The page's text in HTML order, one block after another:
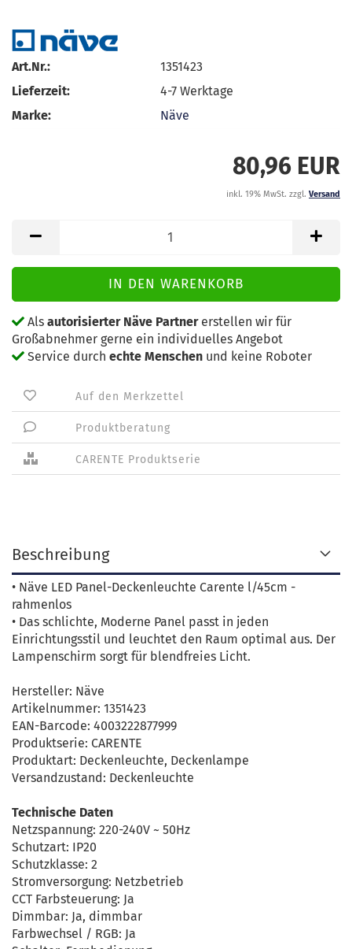
Art.Nr.:
1351423
Lieferzeit:
4-7 Werktage
Marke:
Näve
80,96 EUR
inkl. 19% MwSt. zzgl. Versand
Als autorisierter Näve Partnererstellen wir für
Großabnehmer gerne ein individuelles Angebot
Service durch echte Menschen und keine Roboter
Auf den Merkzettel
Produktberatung
CARENTE Produktserie
Beschreibung
• Näve LED Panel-Deckenleuchte Carente l/45cm -
rahmenlos
• Das schlichte, Moderne Panel passt in jeden
Einrichtungsstil und leuchtet den Raum optimal aus. Der
Lampenschirm sorgt für blendfreies Licht.
Hersteller: Näve
Artikelnummer: 1351423
EAN-Barcode: 4003222877999
Produktserie: CARENTE
Produktart: Deckenleuchte, Deckenlampe
Versandzustand: Deckenleuchte
Technische Daten
Netzspannung: 220-240V ~ 50Hz
Schutzart: IP20
Schutzklasse: 2
Stromversorgung: Netzbetrieb
CCT Farbsteuerung: Ja
Dimmbar: Ja, dimmbar
Farbwechsel / RGB: Ja